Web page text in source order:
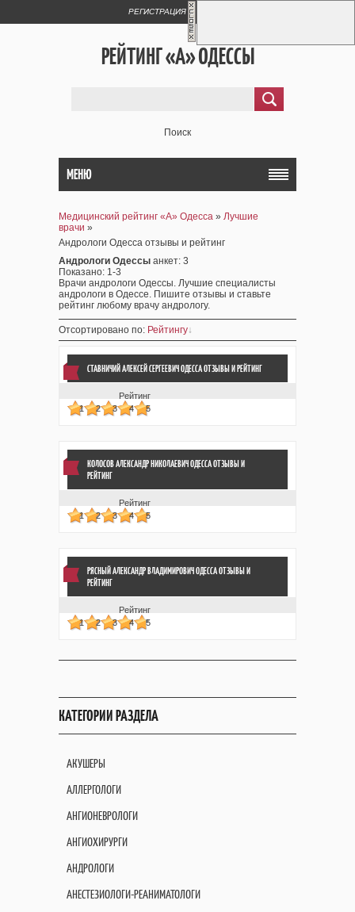
РЕГИСТРАЦИЯ
РЕЙТИНГ «А» ОДЕССЫ
Поиск
МЕНЮ
Медицинский рейтинг «А» Одесса » Лучшие
врачи »
Андрологи Одесса отзывы и рейтинг
Андрологи Одессы анкет: 3
Показано: 1-3
Врачи андрологи Одессы. Лучшие специалисты
андрологи в Одессе. Пишите отзывы и ставьте
рейтинг любому врачу андрологу.
Отсортировано по: Рейтингу
СТАВНИЧИЙ АЛЕКСЕЙ СЕРГЕЕВИЧ ОДЕССА ОТЗЫВЫИ РЕЙТИНГ
Рейтинг
1
2 3 4 5
КОЛОСОВ АЛЕКСАНДР НИКОЛАЕВИЧ ОДЕССА ОТЗЫВЫИ
РЕЙТИНГ
Рейтинг
1
2 3 4 5
РЯСНЫЙ АЛЕКСАНДР ВЛАДИМИРОВИЧ ОДЕССА ОТЗЫВЫИ
РЕЙТИНГ
Рейтинг
1
2 3 4 5
КАТЕГОРИИ РАЗДЕЛА
АКУШЕРЫ
АЛЛЕРГОЛОГИ
АНГИОНЕВРОЛОГИ
АНГИОХИРУРГИ
АНДРОЛОГИ
АНЕСТЕЗИОЛОГИ-РЕАНИМАТОЛОГИ